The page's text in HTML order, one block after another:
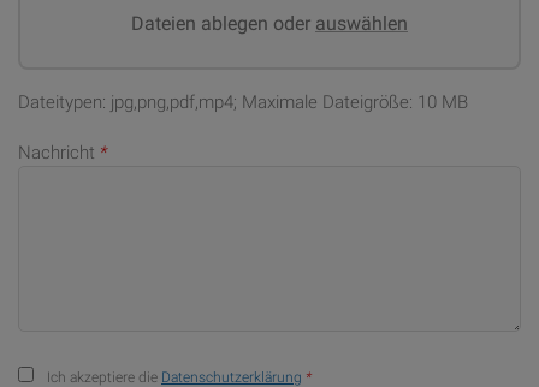
Dateien ablegen oder auswählen
Dateitypen: jpg,png,pdf,mp4; Maximale Dateigröße: 10 MB
Nachricht *
Ich akzeptiere die Datenschutzerklärung *